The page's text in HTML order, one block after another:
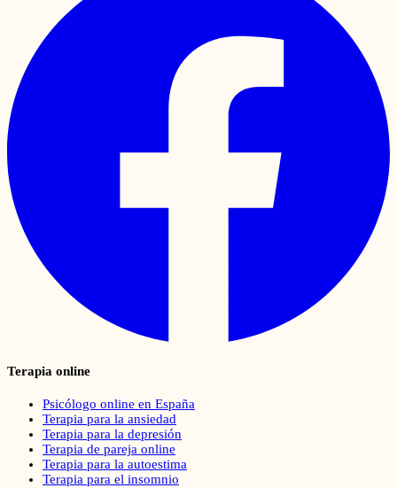
Terapia online
Psicólogo online en España
Terapia para la ansiedad
Terapia para la depresión
Terapia de pareja online
Terapia para la autoestima
Terapia para el insomnio